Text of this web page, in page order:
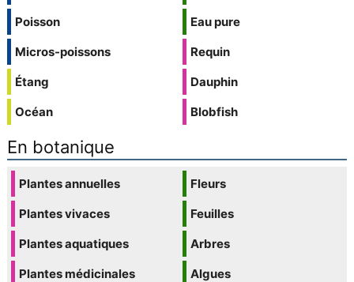
Poisson
Micros-poissons
Étang
Océan
Eau pure
Requin
Dauphin
Blobfish
En botanique
Plantes annuelles
Plantes vivaces
Plantes aquatiques
Plantes médicinales
Fleurs
Feuilles
Arbres
Algues